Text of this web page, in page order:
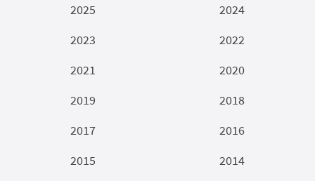
2025
2024
2023
2022
2021
2020
2019
2018
2017
2016
2015
2014